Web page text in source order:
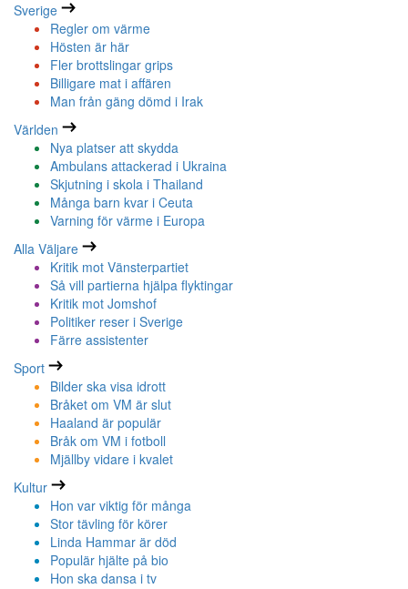
Sverige
Regler om värme
Hösten är här
Fler brottslingar grips
Billigare mat i affären
Man från gäng dömd i Irak
Världen
Nya platser att skydda
Ambulans attackerad i Ukraina
Skjutning i skola i Thailand
Många barn kvar i Ceuta
Varning för värme i Europa
Alla Väljare
Kritik mot Vänsterpartiet
Så vill partierna hjälpa flyktingar
Kritik mot Jomshof
Politiker reser i Sverige
Färre assistenter
Sport
Bilder ska visa idrott
Bråket om VM är slut
Haaland är populär
Bråk om VM i fotboll
Mjällby vidare i kvalet
Kultur
Hon var viktig för många
Stor tävling för körer
Linda Hammar är död
Populär hjälte på bio
Hon ska dansa i tv